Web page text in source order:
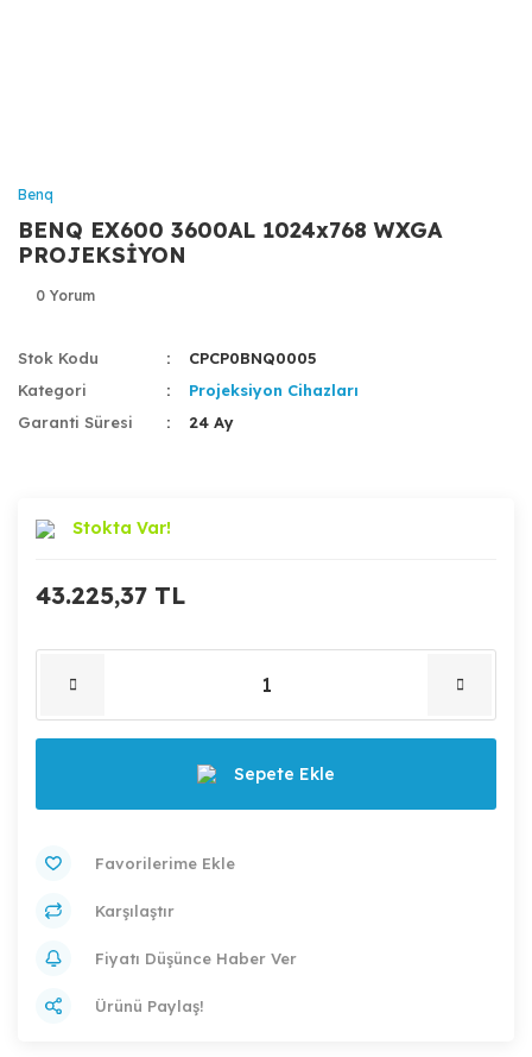
Benq
BENQ EX600 3600AL 1024x768 WXGA
PROJEKSİYON
0 Yorum
Stok Kodu
CPCP0BNQ0005
Kategori
Projeksiyon Cihazları
Garanti Süresi
24 Ay
Stokta Var!
43.225,37 TL
Sepete Ekle
Karşılaştır
Fiyatı Düşünce Haber Ver
Ürünü Paylaş!